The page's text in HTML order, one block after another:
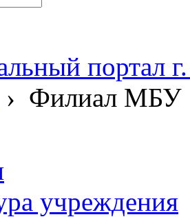
портал
› Филиал МБУ
учреждения